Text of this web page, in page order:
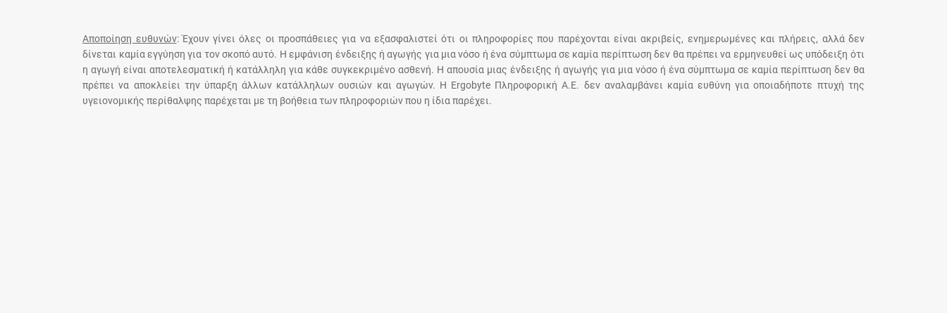
πορείας του Galinos.gr από το 2011 μέχρι
σήμερα
Αποποίηση ευθυνών: Έχουν γίνει όλες οι προσπάθειες για να εξασφαλιστεί ότι οι πληροφορίες που παρέχονται είναι ακριβείς, ενημερωμένες και πλήρεις, αλλά δεν
δίνεται καμία εγγύηση για τον σκοπό αυτό. Η εμφάνιση ένδειξης ή αγωγής για μια νόσο ή ένα σύμπτωμα σε καμία περίπτωση δεν θα πρέπει να ερμηνευθεί ως υπόδειξη ότι
η αγωγή είναι αποτελεσματική ή κατάλληλη για κάθε συγκεκριμένο ασθενή. Η απουσία μιας ένδειξης ή αγωγής για μια νόσο ή ένα σύμπτωμα σε καμία περίπτωση δεν θα
πρέπει να αποκλείει την ύπαρξη άλλων κατάλληλων ουσιών και αγωγών. Η Ergobyte Πληροφορική Α.Ε. δεν αναλαμβάνει καμία ευθύνη για οποιαδήποτε πτυχή της
υγειονομικής περίθαλψης παρέχεται με τη βοήθεια των πληροφοριών που η ίδια παρέχει.